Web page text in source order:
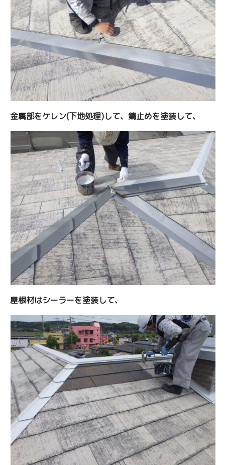
金属部をケレン(下地処理)して、錆止めを塗装して、
屋根材はシーラーを塗装して、